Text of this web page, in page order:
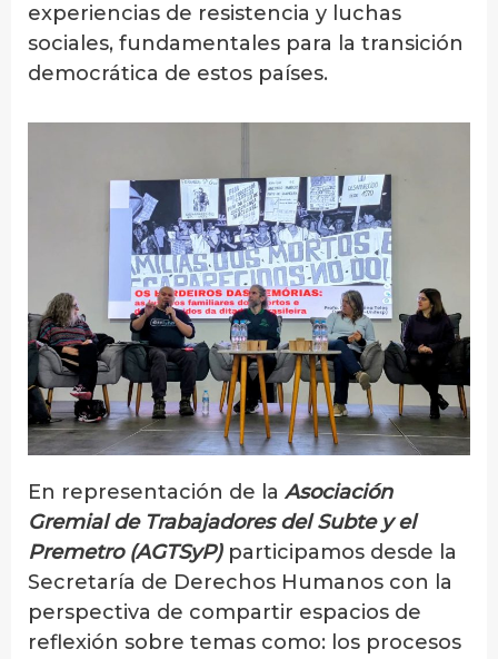
experiencias de resistencia y luchas
sociales, fundamentales para la transición
democrática de estos países.
En representación de la Asociación
Gremial de Trabajadores del Subte y el
Premetro (AGTSyP) participamos desde la
Secretaría de Derechos Humanos con la
perspectiva de compartir espacios de
reflexión sobre temas como: los procesos